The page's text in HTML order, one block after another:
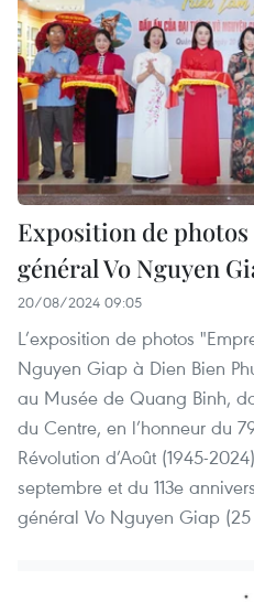
Exposition de
général Vo Nguyen
20/08/2024 09:05
L’exposition de photos
Nguyen Giap à Dien Bien
au Musée de Quang Binh,
du Centre, en l’honneur du
Révolution d’Août (1945-
septembre et du 113e
général Vo Nguyen Giap (25